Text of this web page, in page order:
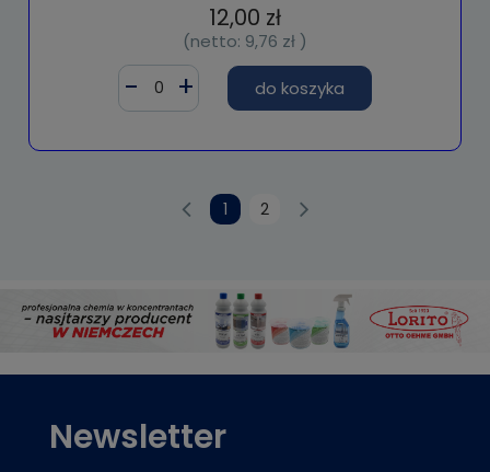
12,00 zł
(netto: 9,76 zł )
do koszyka
1 2
Newsletter